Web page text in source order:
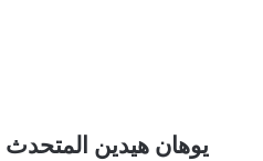
يوهان هيدين